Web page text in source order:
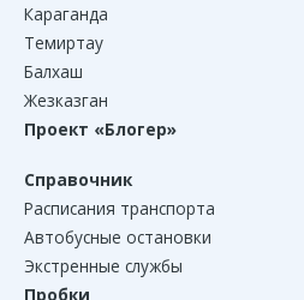
Караганда
Темиртау
Балхаш
Жезказган
Проект «Блогер»
Справочник
Расписания транспорта
Автобусные остановки
Экстренные службы
Пробки